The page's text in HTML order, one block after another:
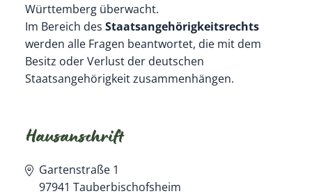
Württemberg überwacht.
Im Bereich des Staatsangehörigkeitsrechts
werden alle Fragen beantwortet, die mit dem
Besitz oder Verlust der deutschen
Staatsangehörigkeit zusammenhängen.
Hausanschrift
Gartenstraße 1
97941 Tauberbischofsheim